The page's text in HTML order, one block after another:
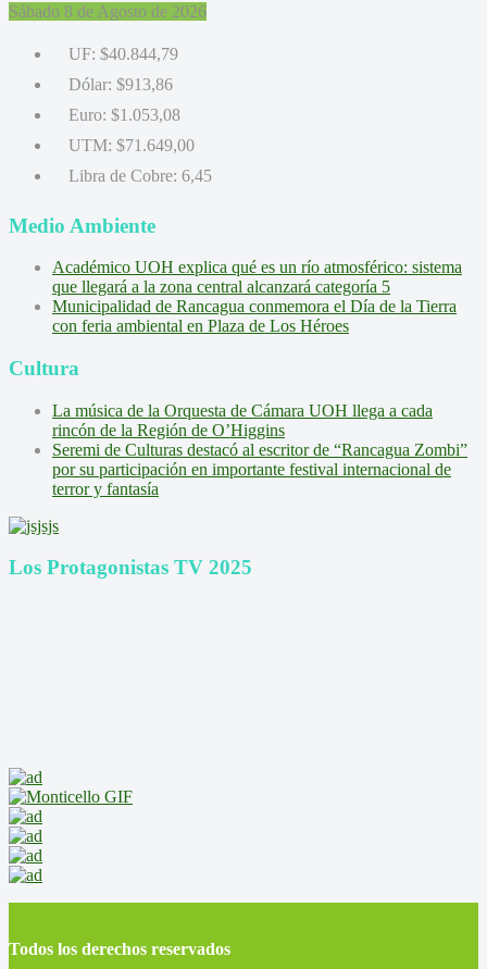
Sábado 8 de Agosto de 2026
UF: $40.844,79
Dólar: $913,86
Euro: $1.053,08
UTM: $71.649,00
Libra de Cobre: 6,45
Medio Ambiente
Académico UOH explica qué es un río atmosférico: sistema
que llegará a la zona central alcanzará categoría 5
Municipalidad de Rancagua conmemora el Día de la Tierra
con feria ambiental en Plaza de Los Héroes
Cultura
La música de la Orquesta de Cámara UOH llega a cada
rincón de la Región de O’Higgins
Seremi de Culturas destacó al escritor de “Rancagua Zombi”
por su participación en importante festival internacional de
terror y fantasía
Los Protagonistas TV 2025
Todos los derechos reservados